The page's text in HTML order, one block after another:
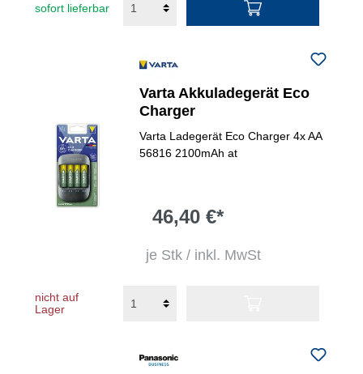
sofort lieferbar
Varta Akkuladegerät Eco
Charger
Varta Ladegerät Eco Charger 4x AA
56816 2100mAh at
46,40 €*
je Stk / inkl. MwSt
nicht auf
Lager